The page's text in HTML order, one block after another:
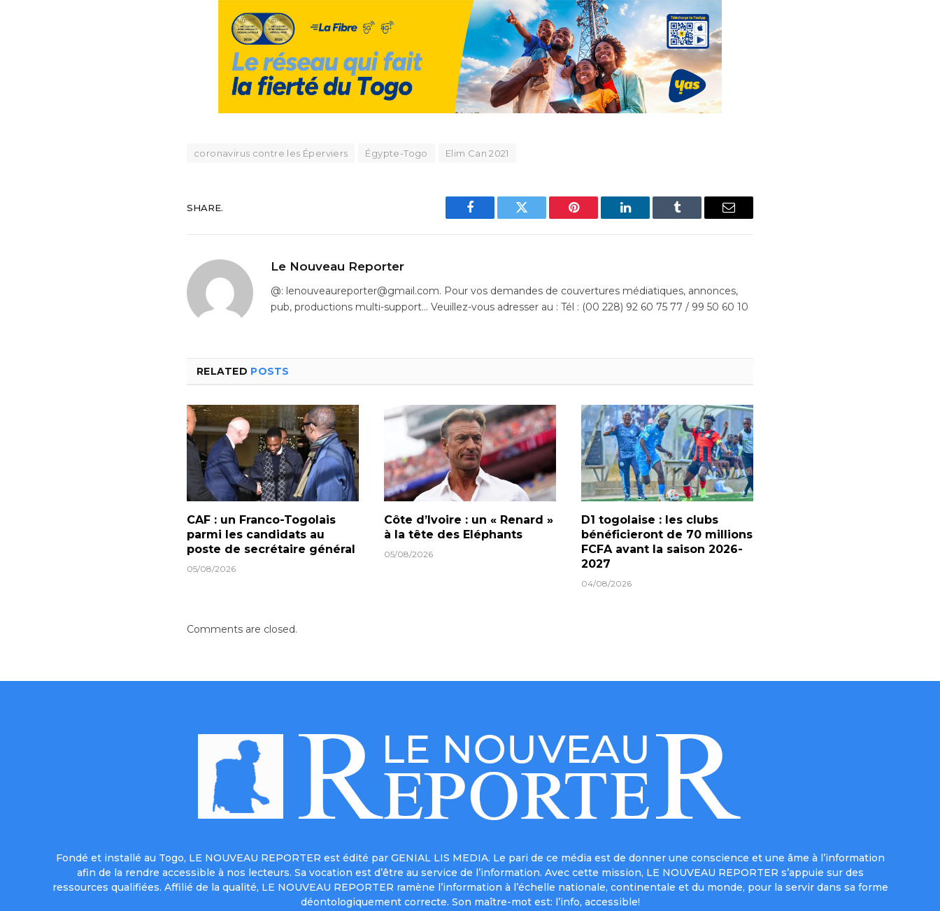
coronavirus contre les Éperviers Égypte-Togo Elim Can 2021
SHARE.
Facebook Twitter Pinterest LinkedIn Tumblr Email
Le Nouveau Reporter
@: lenouveaureporter@gmail.com. Pour vos demandes de couvertures médiatiques, annonces,
pub, productions multi-support… Veuillez-vous adresser au : Tél : (00 228) 92 60 75 77 / 99 50 60 10
RELATED POSTS
CAF : un Franco-Togolais
parmi les candidats au
poste de secrétaire général
05/08/2026
Côte d’Ivoire : un « Renard »
à la tête des Eléphants
05/08/2026
D1 togolaise : les clubs
bénéficieront de 70 millions
FCFA avant la saison 2026-
2027
04/08/2026
Comments are closed.
Fondé et installé au Togo, LE NOUVEAU REPORTER est édité par GENIAL LIS MEDIA. Le pari de ce média est de donner une conscience et une âme à l’information
afin de la rendre accessible à nos lecteurs. Sa vocation est d’être au service de l’information. Avec cette mission, LE NOUVEAU REPORTER s’appuie sur des
ressources qualifiées. Affilié de la qualité, LE NOUVEAU REPORTER ramène l’information à l’échelle nationale, continentale et du monde, pour la servir dans sa forme
déontologiquement correcte. Son maître-mot est: l’info, accessible!